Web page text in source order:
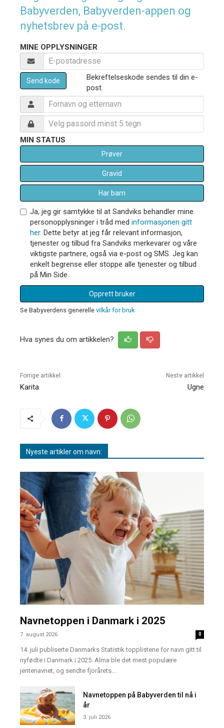
Babyverden, Babyverden-appen og
nyhetsbrev på e-post.
MINE OPPLYSNINGER
Send kode
Bekreftelseskode sendes til din e-
post.
MIN STATUS
Prøver
Gravid
Har barn
Ja, jeg gir samtykke til at Sandviks behandler mine
personopplysninger i tråd med informasjonen gitt
her. Dette betyr at jeg får relevant informasjon,
tjenester og tilbud fra Sandviks merkevarer og våre
viktigste partnere, også via e-post og SMS. Jeg kan
enkelt begrense eller stoppe alle tjenester og tilbud
på Min Side.
Opprett bruker
Se Babyverdens generelle vilkår for bruk
Hva synes du om artikkelen?
Forrige artikkel
Karita
Neste artikkel
Ugne
Nyeste artikler om navn:
Navnetoppen i Danmark i 2025
7. august 2026 0
14. juli publiserte Danmarks Statistik topplistene for navn gitt til
nyfødte i Danmark i 2025. Alma ble det mest populære
jentenavnet, og sendte fjorårets...
Navnetoppen på Babyverden til nå i
år
3. juli 2026